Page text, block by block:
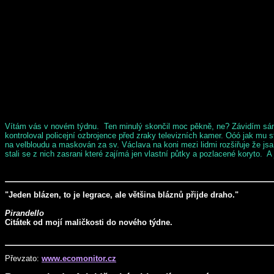
Vítám vás v novém týdnu. Ten minulý skončil moc pěkně, ne? Závidím
kontroloval policejní ozbrojence před zraky televizních kamer. Oóó jak
na velbloudu a maskován za sv. Václava na koni mezi lidmi rozšiřuje že
stali se z nich zasrani které zajímá jen vlastní půtky a pozlacené koryto.
"Jeden blázen, to je legrace, ale většina bláznů přijde draho."
Pirandello
Citátek od mojí maličkosti do nového týdne.
Převzato: www.ecomonitor.cz